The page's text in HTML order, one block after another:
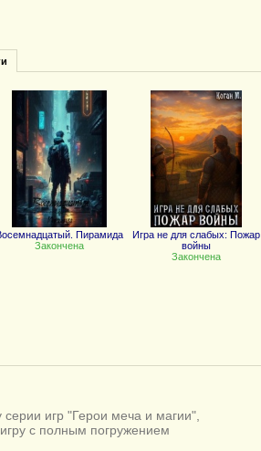
Пирамида
Закончена
Игра не для слабых: Пожар
войны
Закончена
игр "Герои меча и магии",
с полным погружением